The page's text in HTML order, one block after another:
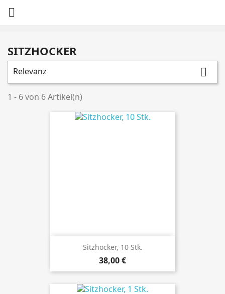

SITZHOCKER
Relevanz 
1 - 6 von 6 Artikel(n)
Sitzhocker, 10 Stk.
Preis
38,00 €